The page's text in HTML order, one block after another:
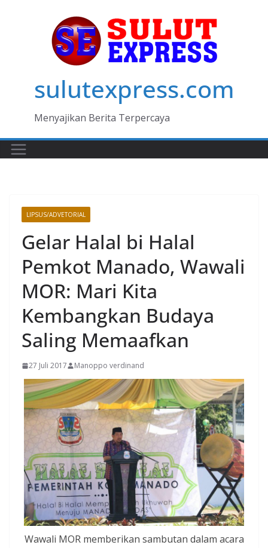
sulutexpress.com
Menyajikan Berita Terpercaya
LIPSUS/ADVETORIAL
Gelar Halal bi Halal
Pemkot Manado, Wawali
MOR: Mari Kita
Kembangkan Budaya
Saling Memaafkan
27 Juli 2017 Manoppo verdinand
Wawali MOR memberikan sambutan dalam acara